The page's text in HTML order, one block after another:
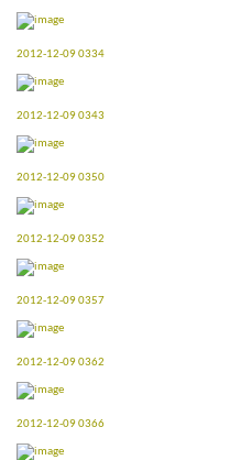
2012-12-09 0334
2012-12-09 0343
2012-12-09 0350
2012-12-09 0352
2012-12-09 0357
2012-12-09 0362
2012-12-09 0366